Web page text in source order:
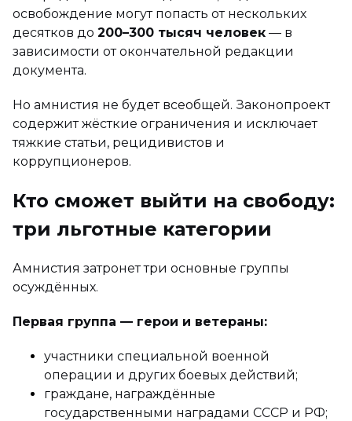
освобождение могут попасть от нескольких
десятков до 200–300 тысяч человек — в
зависимости от окончательной редакции
документа.
Но амнистия не будет всеобщей. Законопроект
содержит жёсткие ограничения и исключает
тяжкие статьи, рецидивистов и
коррупционеров.
Кто сможет выйти на свободу:
три льготные категории
Амнистия затронет три основные группы
осуждённых.
Первая группа — герои и ветераны:
участники специальной военной
операции и других боевых действий;
граждане, награждённые
государственными наградами СССР и РФ;